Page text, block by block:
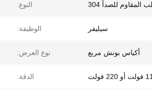
المقاوم للصدأ 304 النوع:
سيليفر الوظيفة:
أكياس بونش مربع نوع العرض:
فولت الدقة: